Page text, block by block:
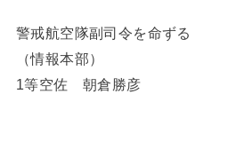
警戒航空隊副司令を命ずる
（情報本部）
1等空佐 朝倉勝彦